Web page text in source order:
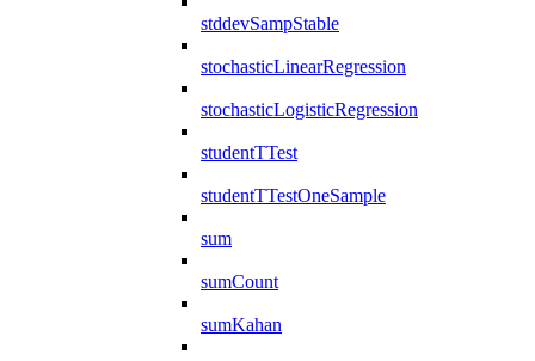
stddevSampStable
stochasticLinearRegression
stochasticLogisticRegression
studentTTest
studentTTestOneSample
sum
sumCount
sumKahan